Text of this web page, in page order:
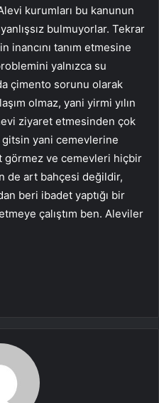
kurumları bu kanunun
bulmuyorlar. Tekrar
inancını tanım etmesine
yalnızca su
çimento sorunu olarak
olmaz, yani yirmi yılın
ziyaret etmesinden çok
yani cemevlerine
görmez ve cemevleri hiçbir
de art bahçesi değildir,
beri ibadet yaptığı bir
çalıştım ben. Aleviler